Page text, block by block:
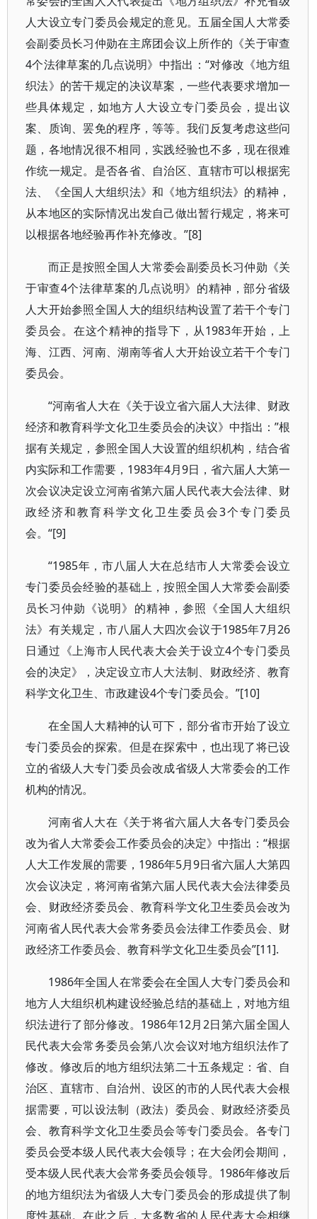
人大设立专门委员会规定的意见。五届全国人大常委
会副委员长习仲勋在主席团会议上所作的《关于审查
4个法律草案的几点说明》中指出：“对修改《地方组
织法》的苦干规定的决议草案，一些代表要求增加一
些具体规定，如地方人大设立专门委员会，提出议
案、质询、罢免的程序，等等。我们反复考虑这些问
题，各地情况很不相同，实践经验也不多，现在很难
作统一规定。是否各省、自治区、直辖市可以根据宪
法、《全国人大组织法》和《地方组织法》的精神，
从本地区的实际情况出发自己做出暂行规定，将来可
以根据各地经验再作补充修改。”[8]
而正是按照全国人大常委会副委员长习仲勋《关
于审查4个法律草案的几点说明》的精神，部分省级
人大开始参照全国人大的组织结构设置了若干个专门
委员会。在这个精神的指导下，从1983年开始，上
海、江西、河南、湖南等省人大开始设立若干个专门
委员会。
“河南省人大在《关于设立省六届人大法律、财政
经济和教育科学文化卫生委员会的决议》中指出：”根
据有关规定，参照全国人大设置的组织机构，结合省
内实际和工作需要，1983年4月9日，省六届人大第一
次会议决定设立河南省第六届人民代表大会法律、财
政经济和教育科学文化卫生委员会3个专门委员
会。“[9]
“1985年，市八届人大在总结市人大常委会设立
专门委员会经验的基础上，按照全国人大常委会副委
员长习仲勋《说明》的精神，参照《全国人大组织
法》有关规定，市八届人大四次会议于1985年7月26
日通过《上海市人民代表大会关于设立4个专门委员
会的决定》，决定设立市人大法制、财政经济、教育
科学文化卫生、市政建设4个专门委员会。”[10]
在全国人大精神的认可下，部分省市开始了设立
专门委员会的探索。但是在探索中，也出现了将已设
立的省级人大专门委员会改成省级人大常委会的工作
机构的情况。
河南省人大在《关于将省六届人大各专门委员会
改为省人大常委会工作委员会的决定》中指出：“根据
人大工作发展的需要，1986年5月9日省六届人大第四
次会议决定，将河南省第六届人民代表大会法律委员
会、财政经济委员会、教育科学文化卫生委员会改为
河南省人民代表大会常务委员会法律工作委员会、财
政经济工作委员会、教育科学文化卫生委员会”[11].
1986年全国人在常委会在全国人大专门委员会和
地方人大组织机构建设经验总结的基础上，对地方组
织法进行了部分修改。1986年12月2日第六届全国人
民代表大会常务委员会第八次会议对地方组织法作了
修改。修改后的地方组织法第二十五条规定：省、自
治区、直辖市、自治州、设区的市的人民代表大会根
据需要，可以设法制（政法）委员会、财政经济委员
会、教育科学文化卫生委员会等专门委员会。各专门
委员会受本级人民代表大会领导；在大会闭会期间，
受本级人民代表大会常务委员会领导。1986年修改后
的地方组织法为省级人大专门委员会的形成提供了制
度性基础。在此之后，大多数省的人民代表大会相继